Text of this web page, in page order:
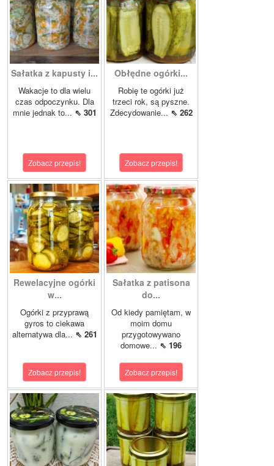
Sałatka z kapusty i...
Wakacje to dla wielu
czas odpoczynku. Dla
mnie jednak to... ⇖ 301
Zobacz przepis!
Obłędne ogórki...
Robię te ogórki już
trzeci rok, są pyszne.
Zdecydowanie... ⇖ 262
Zobacz przepis!
Rewelacyjne ogórki
w...
Ogórki z przyprawą
gyros to ciekawa
alternatywa dla... ⇖ 261
Zobacz przepis!
Sałatka z patisona
do...
Od kiedy pamiętam, w
moim domu
przygotowywano
domowe... ⇖ 196
Zobacz przepis!